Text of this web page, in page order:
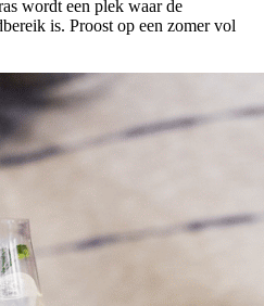
wordt een plek waar de
is. Proost op een zomer vol